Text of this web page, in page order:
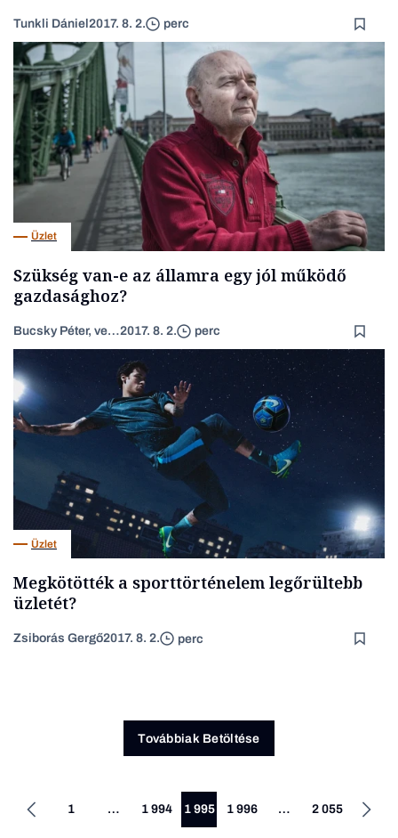
Tunkli Dániel 2017. 8. 2. perc
Üzlet
Szükség van-e az államra egy jól működő
gazdasághoz?
Bucsky Péter, vendégszerző2017. 8. 2. perc
Üzlet
Megkötötték a sporttörténelem legőrültebb
üzletét?
Zsiborás Gergő2017. 8. 2. perc
Továbbiak Betöltése
1 … 1 994 1 995 1 996 … 2 055